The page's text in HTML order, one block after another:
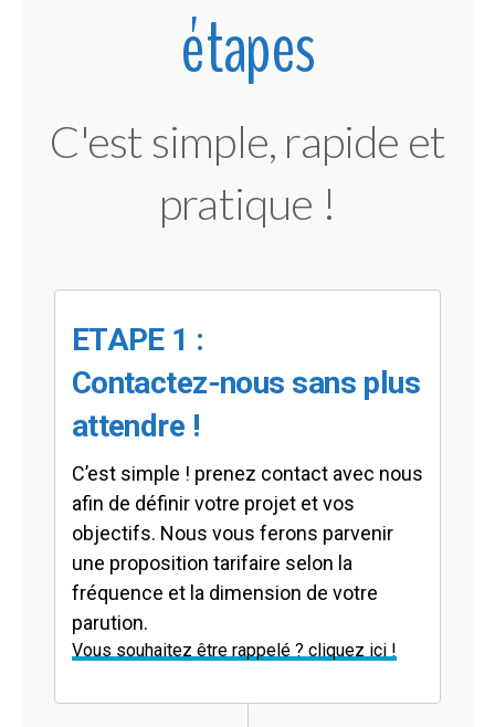
étapes
C'est simple, rapide et
pratique !
ETAPE 1 :
Contactez-nous sans plus
attendre !
C’est simple ! prenez contact avec nous
afin de définir votre projet et vos
objectifs. Nous vous ferons parvenir
une proposition tarifaire selon la
fréquence et la dimension de votre
parution.
Vous souhaitez être rappelé ? cliquez ici !